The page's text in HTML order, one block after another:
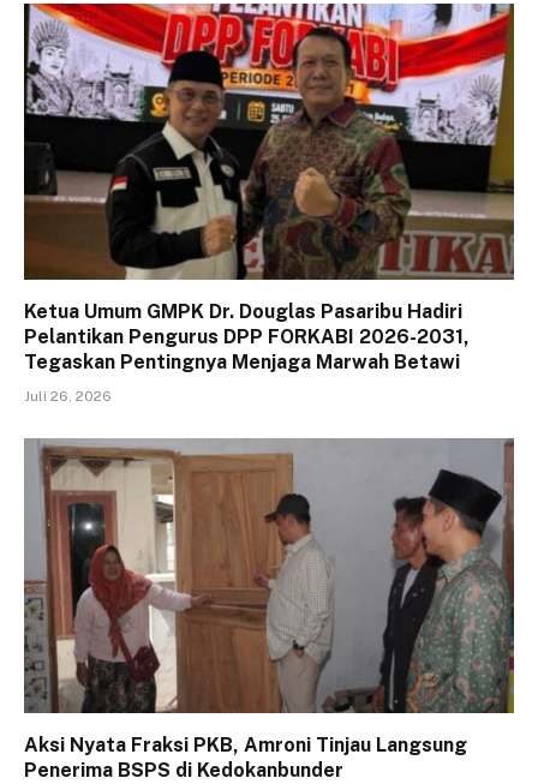
Ketua Umum GMPK Dr. Douglas Pasaribu Hadiri
Pelantikan Pengurus DPP FORKABI 2026-2031,
Tegaskan Pentingnya Menjaga Marwah Betawi
Juli 26, 2026
Aksi Nyata Fraksi PKB, Amroni Tinjau Langsung
Penerima BSPS di Kedokanbunder